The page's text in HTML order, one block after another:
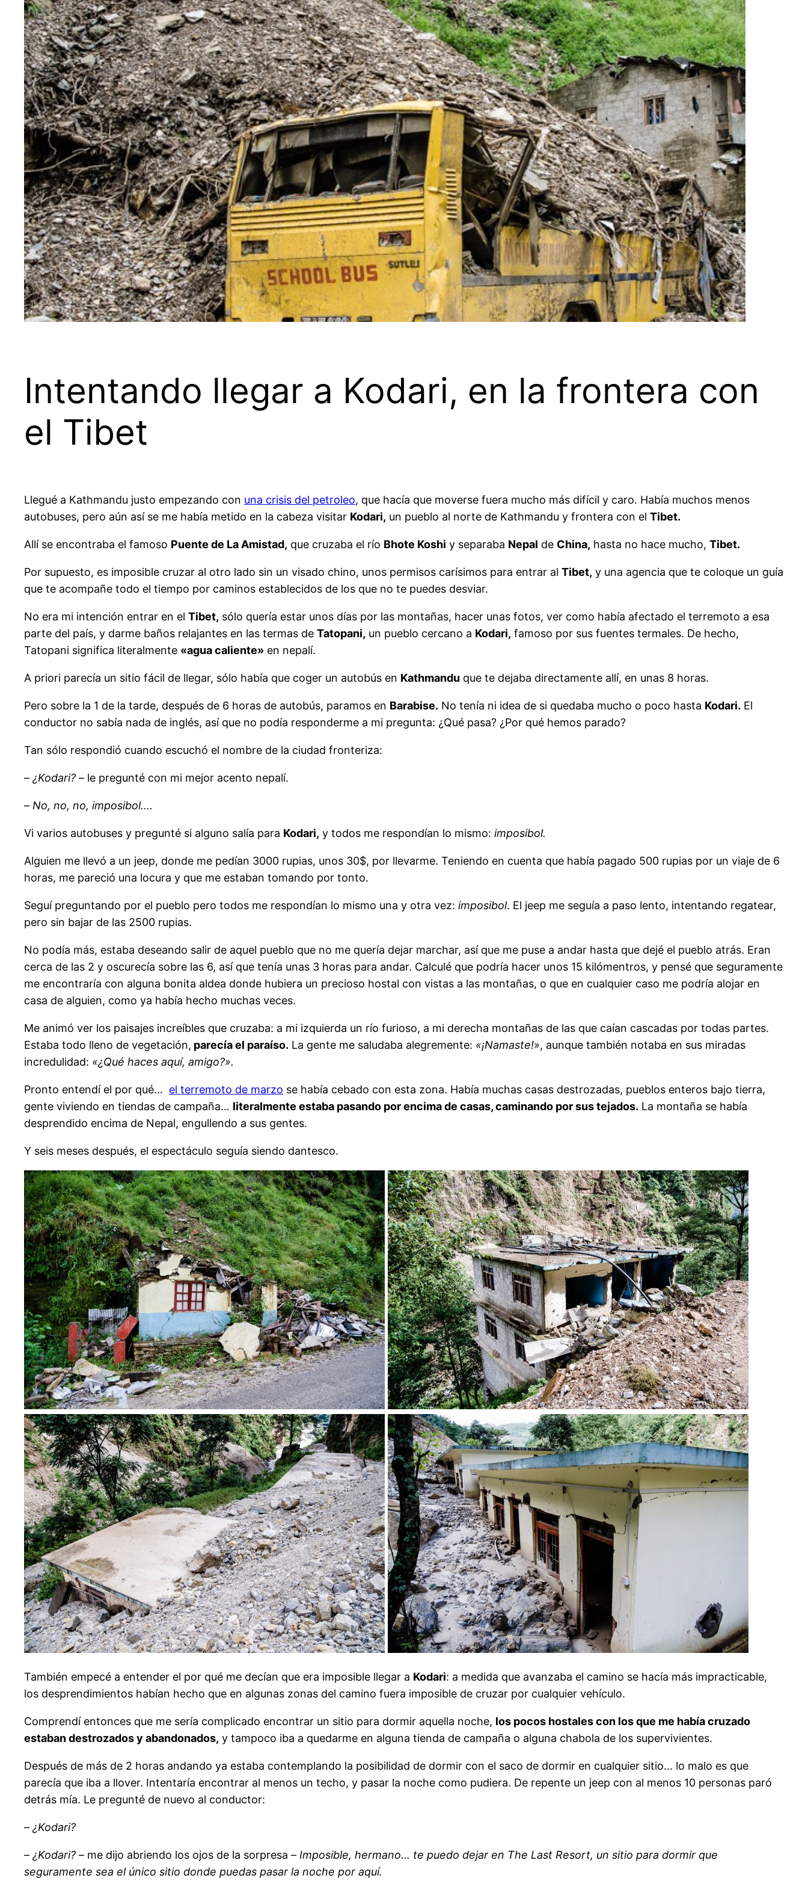
Intentando llegar a Kodari, en la frontera con
el Tibet
Llegué a Kathmandu justo empezando con una crisis del petroleo, que hacía que moverse fuera mucho más difícil y caro. Había muchos menos
autobuses, pero aún así se me había metido en la cabeza visitar Kodari, un pueblo al norte de Kathmandu y frontera con el Tibet.
Allí se encontraba el famoso Puente de La Amistad, que cruzaba el río Bhote Koshi y separaba Nepal de China, hasta no hace mucho, Tibet.
Por supuesto, es imposible cruzar al otro lado sin un visado chino, unos permisos carísimos para entrar al Tibet, y una agencia que te coloque un guía
que te acompañe todo el tiempo por caminos establecidos de los que no te puedes desviar.
No era mi intención entrar en el Tibet, sólo quería estar unos días por las montañas, hacer unas fotos, ver como había afectado el terremoto a esa
parte del país, y darme baños relajantes en las termas de Tatopani, un pueblo cercano a Kodari, famoso por sus fuentes termales. De hecho,
Tatopani significa literalmente «agua caliente» en nepalí.
A priori parecía un sitio fácil de llegar, sólo había que coger un autobús en Kathmandu que te dejaba directamente allí, en unas 8 horas.
Pero sobre la 1 de la tarde, después de 6 horas de autobús, paramos en Barabise. No tenía ni idea de si quedaba mucho o poco hasta Kodari. El
conductor no sabía nada de inglés, así que no podía responderme a mi pregunta: ¿Qué pasa? ¿Por qué hemos parado?
Tan sólo respondió cuando escuchó el nombre de la ciudad fronteriza:
– ¿Kodari? – le pregunté con mi mejor acento nepalí.
– No, no, no, imposibol….
Vi varios autobuses y pregunté si alguno salía para Kodari, y todos me respondían lo mismo: imposibol.
Alguien me llevó a un jeep, donde me pedían 3000 rupias, unos 30$, por llevarme. Teniendo en cuenta que había pagado 500 rupias por un viaje de 6
horas, me pareció una locura y que me estaban tomando por tonto.
Seguí preguntando por el pueblo pero todos me respondían lo mismo una y otra vez: imposibol. El jeep me seguía a paso lento, intentando regatear,
pero sin bajar de las 2500 rupias.
No podía más, estaba deseando salir de aquel pueblo que no me quería dejar marchar, así que me puse a andar hasta que dejé el pueblo atrás. Eran
cerca de las 2 y oscurecía sobre las 6, así que tenía unas 3 horas para andar. Calculé que podría hacer unos 15 kilómentros, y pensé que seguramente
me encontraría con alguna bonita aldea donde hubiera un precioso hostal con vistas a las montañas, o que en cualquier caso me podría alojar en
casa de alguien, como ya había hecho muchas veces.
Me animó ver los paisajes increíbles que cruzaba: a mi izquierda un río furioso, a mi derecha montañas de las que caían cascadas por todas partes.
Estaba todo lleno de vegetación, parecía el paraíso. La gente me saludaba alegremente: «¡Namaste!», aunque también notaba en sus miradas
incredulidad: «¿Qué haces aquí, amigo?».
Pronto entendí el por qué… el terremoto de marzo se había cebado con esta zona. Había muchas casas destrozadas, pueblos enteros bajo tierra,
gente viviendo en tiendas de campaña… literalmente estaba pasando por encima de casas, caminando por sus tejados. La montaña se había
desprendido encima de Nepal, engullendo a sus gentes.
Y seis meses después, el espectáculo seguía siendo dantesco.
También empecé a entender el por qué me decían que era imposible llegar a Kodari: a medida que avanzaba el camino se hacía más impracticable,
los desprendimientos habían hecho que en algunas zonas del camino fuera imposible de cruzar por cualquier vehículo.
Comprendí entonces que me sería complicado encontrar un sitio para dormir aquella noche, los pocos hostales con los que me había cruzado
estaban destrozados y abandonados, y tampoco iba a quedarme en alguna tienda de campaña o alguna chabola de los supervivientes.
Después de más de 2 horas andando ya estaba contemplando la posibilidad de dormir con el saco de dormir en cualquier sitio… lo malo es que
parecía que iba a llover. Intentaría encontrar al menos un techo, y pasar la noche como pudiera. De repente un jeep con al menos 10 personas paró
detrás mía. Le pregunté de nuevo al conductor:
– ¿Kodari?
– ¿Kodari? – me dijo abriendo los ojos de la sorpresa – Imposible, hermano… te puedo dejar en The Last Resort, un sitio para dormir que
seguramente sea el único sitio donde puedas pasar la noche por aquí.